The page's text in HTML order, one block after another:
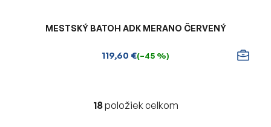
MESTSKÝ BATOH ADK MERANO ČERVENÝ
119,60 €(–45 %)
O
18položiek celkom